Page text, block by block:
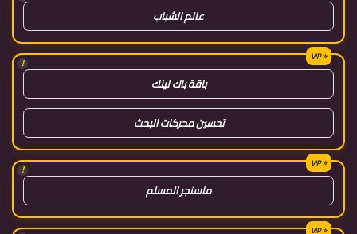
عالم الشباب
!
باقة باك لينك
تحسين محركات البحث
!
ماسنجر المسلم